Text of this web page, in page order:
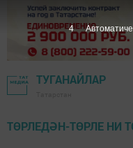
ТУГАНАЙЛАР
ТӨРЛЕДӘН-ТӨРЛЕ НИ
3